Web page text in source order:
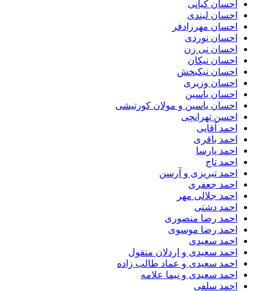
احسان کیانی
احسان لیندی
احسان مهرزادفر
احسان نوردی
احسان نی زن
احسان نیکان
احسان نیکبخش
احسان وزیری
احسان یاسین
احسان یاسین و مولان کورتیشی
احسن تهرانچی
احمد آقایی
احمد باقری
احمد پارسا
احمد تاج
احمد تبریزی و آرسن
احمد جعفری
احمد جلالی مهر
احمد دشتی
احمد رضا منصوری
احمد رضا موسوی
احمد سعیدی
احمد سعیدی و اردلان منقول
احمد سعیدی و عماد طالب زاده
احمد سعیدی و نیما علامه
احمد سلفی